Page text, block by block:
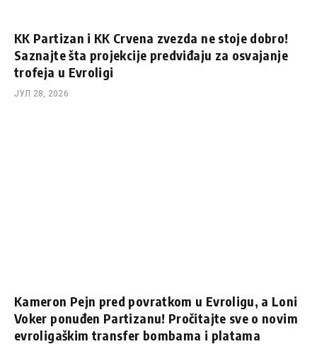
KK Partizan i KK Crvena zvezda ne stoje dobro!
Saznajte šta projekcije predviđaju za osvajanje
trofeja u Evroligi
ЈУЛ 28, 2026
Kameron Pejn pred povratkom u Evroligu, a Loni
Voker ponuđen Partizanu! Pročitajte sve o novim
evroligaškim transfer bombama i platama